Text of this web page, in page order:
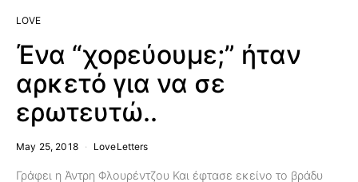
LOVE
Ένα “χορεύουμε;” ήταν
αρκετό για να σε
ερωτευτώ..
May 25, 2018 LoveLetters
Γράφει η Άντρη Φλουρέντζου Και έφτασε εκείνο το βράδυ